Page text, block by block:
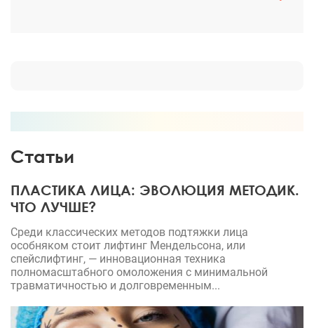
Статьи
ПЛАСТИКА ЛИЦА: ЭВОЛЮЦИЯ МЕТОДИК.
ЧТО ЛУЧШЕ?
Среди классических методов подтяжки лица
особняком стоит лифтинг Мендельсона, или
спейслифтинг, — инновационная техника
полномасштабного омоложения с минимальной
травматичностью и долговременным...